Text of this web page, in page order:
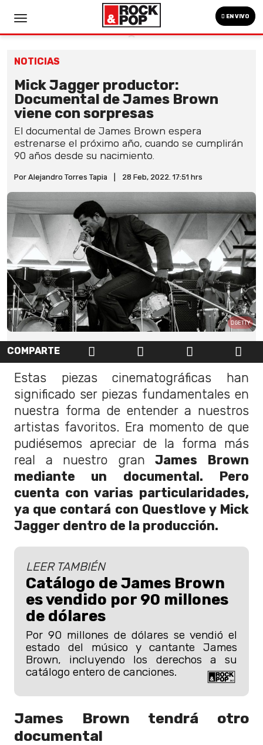
EN VIVO
NOTICIAS
Mick Jagger productor:
Documental de James Brown
viene con sorpresas
El documental de James Brown espera
estrenarse el próximo año, cuando se cumplirán
90 años desde su nacimiento.
Por Alejandro Torres Tapia 28 Feb, 2022. 17:51 hrs
GETTY
COMPARTE
Estas piezas cinematográficas han
significado ser piezas fundamentales en
nuestra forma de entender a nuestros
artistas favoritos. Era momento de que
pudiésemos apreciar de la forma más
real a nuestro granJames Brown
mediante un documental. Pero
cuenta con varias particularidades,
ya que contará con Questlove y Mick
Jagger dentro de la producción.
LEER TAMBIÉN
Catálogo de James Brown
es vendido por 90 millones
de dólares
Por 90 millones de dólares se vendió el
estado del músico y cantante James
Brown, incluyendo los derechos a su
catálogo entero de canciones.
James Brown tendrá otro
documental